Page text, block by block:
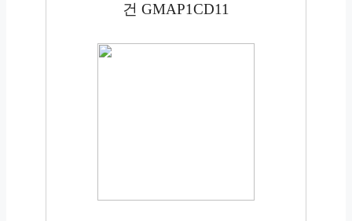
건 GMAP1CD11